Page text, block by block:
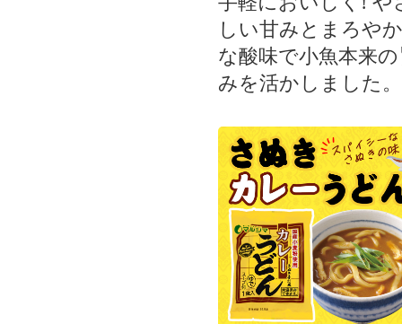
しい甘みとまろやか
な酸味で小魚本来
みを活かしました。